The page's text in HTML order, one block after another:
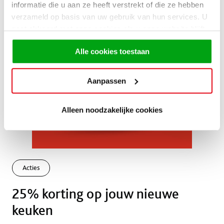
informatie die u aan ze heeft verstrekt of die ze hebben
verzameld op basis van uw gebruik van hun services. U
gaat akkoord met onze cookies als u onze website blijft
gebruiken.
Alle cookies toestaan
Aanpassen
Alleen noodzakelijke cookies
Acties
25% korting op jouw nieuwe
keuken